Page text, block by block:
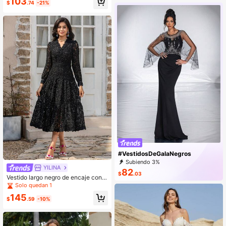
$ .74 -21%
YILINA
Vestido largo negro de encaje con p
laca de flores, manga larga y escot
e en V para mujeres de primavera.
Solo quedan 1
$145.59 -10%
da de boda
#VestidosDeGalaNegros
Subiendo 3%
$82.03